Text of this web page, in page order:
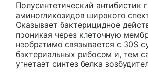
Полусинтетический антибиотик
аминогликозидов широкого
Оказывает бактерицидное
проникая через клеточную
необратимо связывается с 30S
бактериальных рибосом и, тем
угнетает синтез белка